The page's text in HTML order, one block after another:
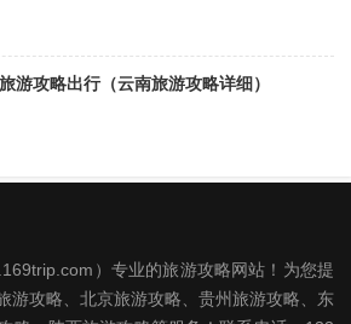
游攻略出行（云南旅游攻略详细）
）专业的旅游攻略网站！为您提
游攻略、北京旅游攻略、贵州旅游攻略、东